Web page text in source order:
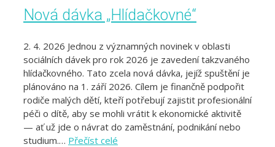
Nová dávka „Hlídačkovné“
2. 4. 2026 Jednou z významných novinek v oblasti
sociálních dávek pro rok 2026 je zavedení takzvaného
hlídačkovného. Tato zcela nová dávka, jejíž spuštění je
plánováno na 1. září 2026. Cílem je finančně podpořit
rodiče malých dětí, kteří potřebují zajistit profesionální
péči o dítě, aby se mohli vrátit k ekonomické aktivitě
— ať už jde o návrat do zaměstnání, podnikání nebo
studium.… Přečíst celé